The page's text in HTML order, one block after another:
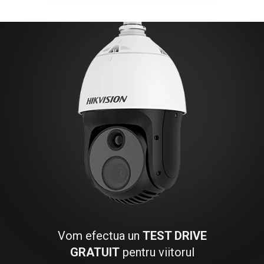
Vom efectua un TEST DRIVE
GRATUITpentru viitorul